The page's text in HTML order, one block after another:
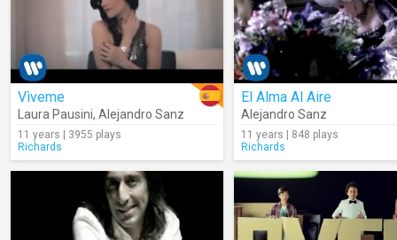
Vìveme
Laura Pausini, Alejandro Sanz
11 years | 3955 plays
Richards
El Alma Al Aire
Alejandro Sanz
11 years | 848 plays
Richards